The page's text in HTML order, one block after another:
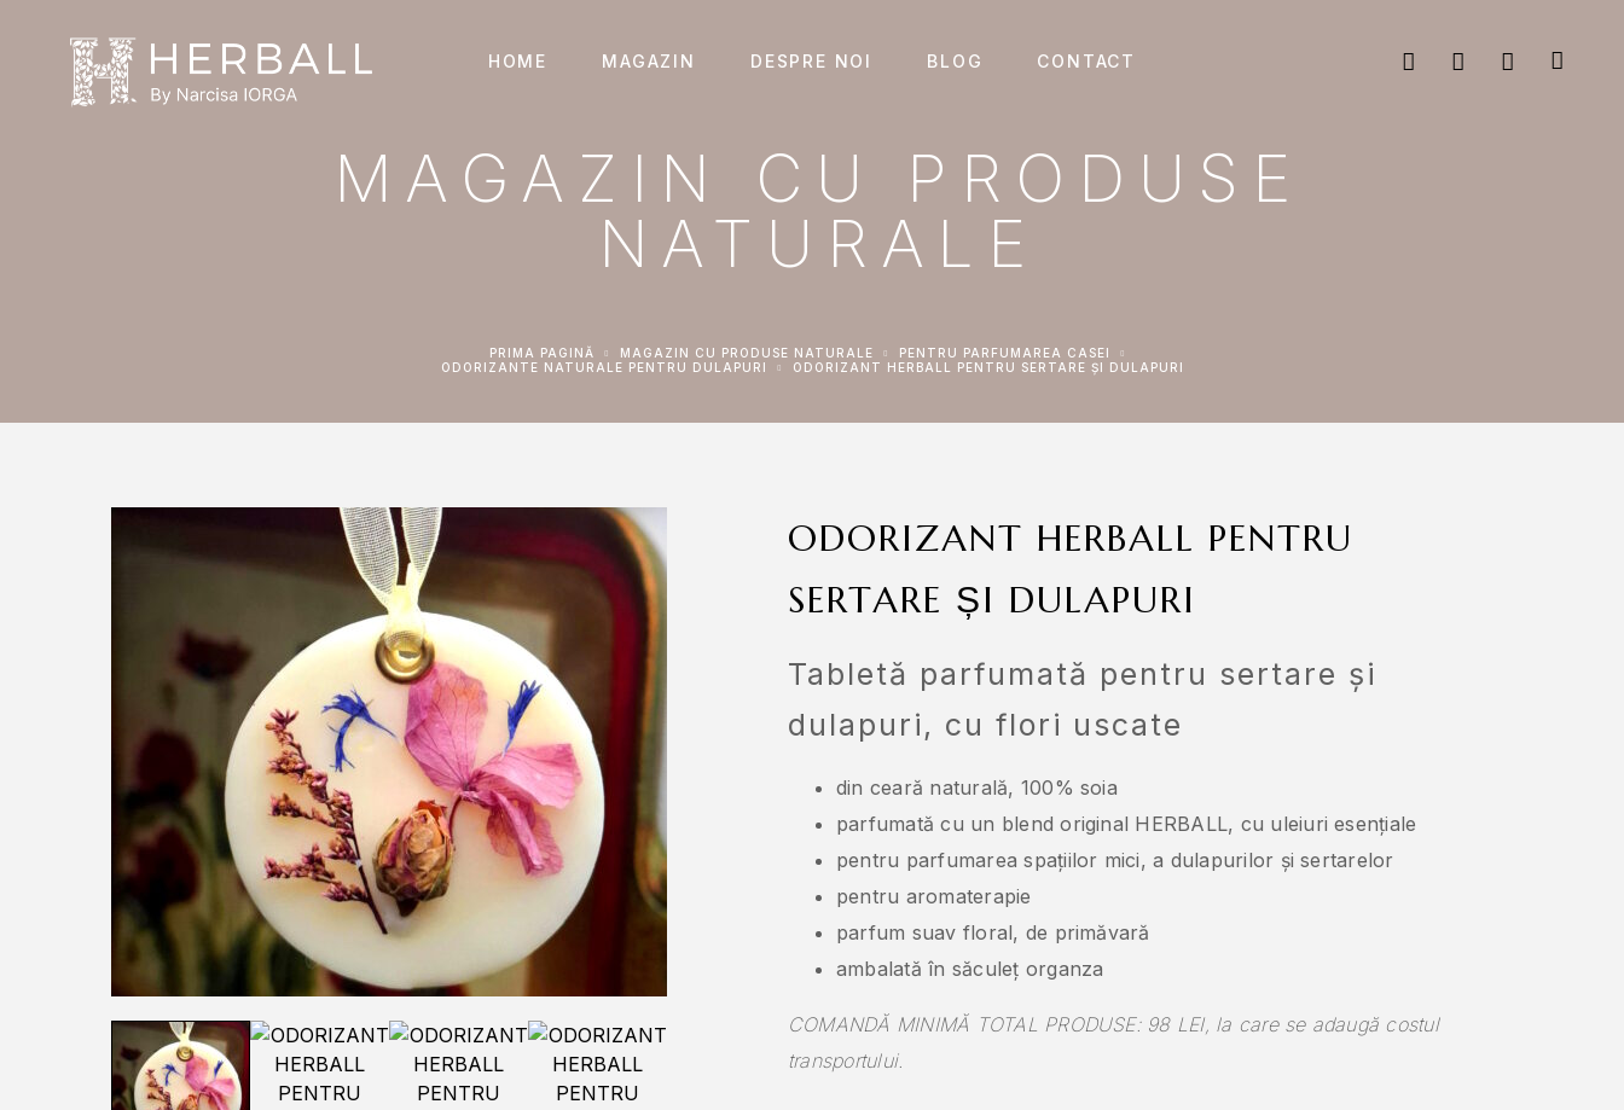
HOME MAGAZIN DESPRE NOI BLOG CONTACT
MAGAZIN CU PRODUSE
NATURALE
PRIMA PAGINĂ MAGAZIN CU PRODUSE NATURALE
PENTRU PARFUMAREA CASEI
ODORIZANTE NATURALE PENTRU DULAPURI
ODORIZANT HERBALL PENTRU SERTARE ȘI DULAPURI
ODORIZANT HERBALL PENTRU
SERTARE ȘI DULAPURI
Tabletă parfumată pentru sertare și
dulapuri, cu flori uscate
din ceară naturală, 100% soia
parfumată cu un blend original HERBALL, cu uleiuri esențiale
pentru parfumarea spațiilor mici, a dulapurilor și sertarelor
pentru aromaterapie
parfum suav floral, de primăvară
ambalată în săculeț organza
COMANDĂ MINIMĂ TOTAL PRODUSE: 98 LEI, la care se adaugă costul
transportului.